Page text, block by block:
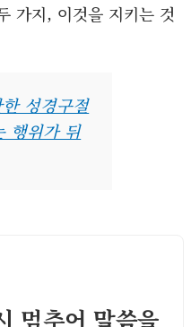
가지, 이것을 지키는 것